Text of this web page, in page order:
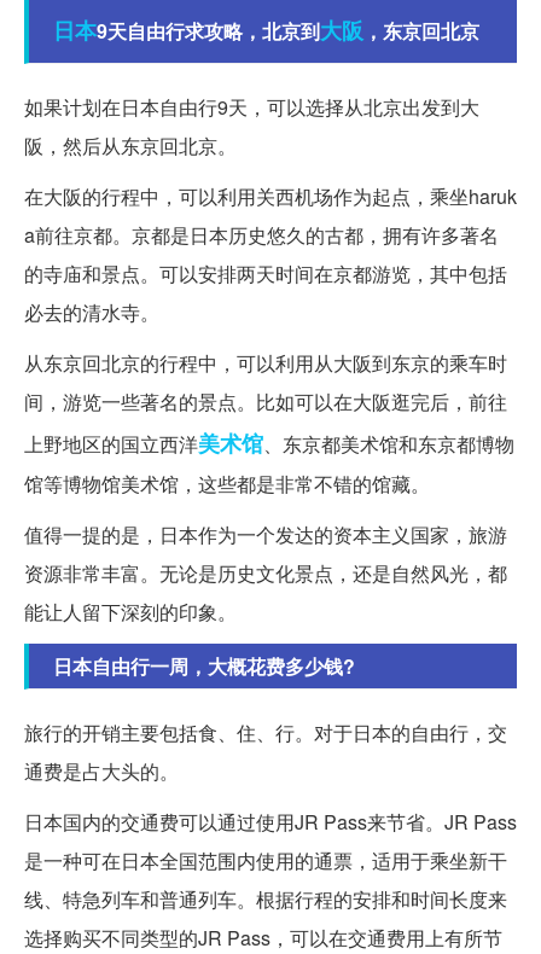
日本9天自由行求攻略，北京到大阪 ，东京回北京
如果计划在日本自由行9天，可以选择从北京出发到大
阪，然后从东京回北京。
在大阪的行程中，可以利用关西机场作为起点，乘坐haruk
a前往京都。京都是日本历史悠久的古都，拥有许多著名
的寺庙和景点。可以安排两天时间在京都游览，其中包括
必去的清水寺。
从东京回北京的行程中，可以利用从大阪到东京的乘车时
间，游览一些著名的景点。比如可以在大阪逛完后，前往
上野地区的国立西洋美术馆、东京都美术馆和东京都博物
馆等博物馆美术馆，这些都是非常不错的馆藏。
值得一提的是，日本作为一个发达的资本主义国家，旅游
资源非常丰富。无论是历史文化景点，还是自然风光，都
能让人留下深刻的印象。
日本自由行一周，大概花费多少钱?
旅行的开销主要包括食、住、行。对于日本的自由行，交
通费是占大头的。
日本国内的交通费可以通过使用JR Pass来节省。JR Pass
是一种可在日本全国范围内使用的通票，适用于乘坐新干
线、特急列车和普通列车。根据行程的安排和时间长度来
选择购买不同类型的JR Pass，可以在交通费用上有所节